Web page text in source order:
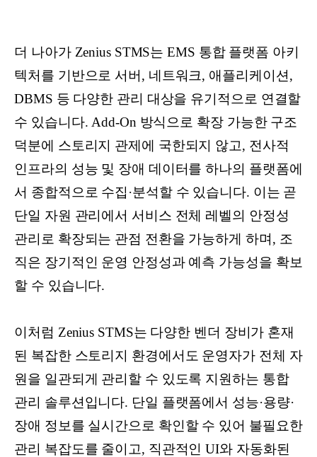
더 나아가 Zenius STMS는 EMS 통합 플랫폼 아키
텍처를 기반으로 서버, 네트워크, 애플리케이션,
DBMS 등 다양한 관리 대상을 유기적으로 연결할
수 있습니다. Add-On 방식으로 확장 가능한 구조
덕분에 스토리지 관제에 국한되지 않고, 전사적
인프라의 성능 및 장애 데이터를 하나의 플랫폼에
서 종합적으로 수집·분석할 수 있습니다. 이는 곧
단일 자원 관리에서 서비스 전체 레벨의 안정성
관리로 확장되는 관점 전환을 가능하게 하며, 조
직은 장기적인 운영 안정성과 예측 가능성을 확보
할 수 있습니다.
이처럼 Zenius STMS는 다양한 벤더 장비가 혼재
된 복잡한 스토리지 환경에서도 운영자가 전체 자
원을 일관되게 관리할 수 있도록 지원하는 통합
관리 솔루션입니다. 단일 플랫폼에서 성능·용량·
장애 정보를 실시간으로 확인할 수 있어 불필요한
관리 복잡도를 줄이고, 직관적인 UI와 자동화된